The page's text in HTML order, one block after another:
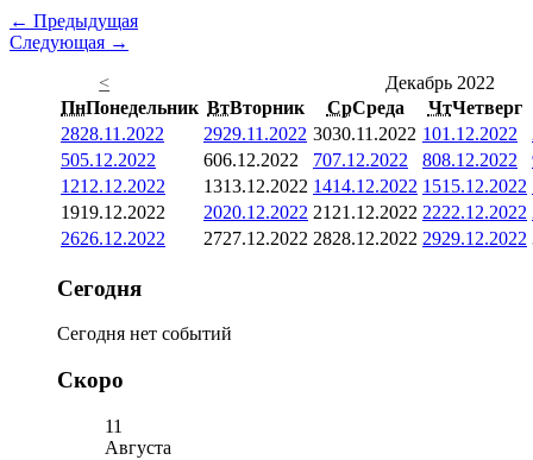
← Предыдущая
Следующая →
<
Декабрь 2022
ПнПонедельник ВтВторник СрСреда ЧтЧетверг
2828.11.2022 2929.11.2022 3030.11.2022 101.12.2022
505.12.2022 606.12.2022 707.12.2022 808.12.2022
1212.12.2022 1313.12.2022 1414.12.2022 1515.12.2022
1919.12.2022 2020.12.2022 21 21.12.2022 2222.12.2022
2626.12.2022 2727.12.2022 2828.12.2022 2929.12.2022
Сегодня
Сегодня нет событий
Скоро
11
Августа